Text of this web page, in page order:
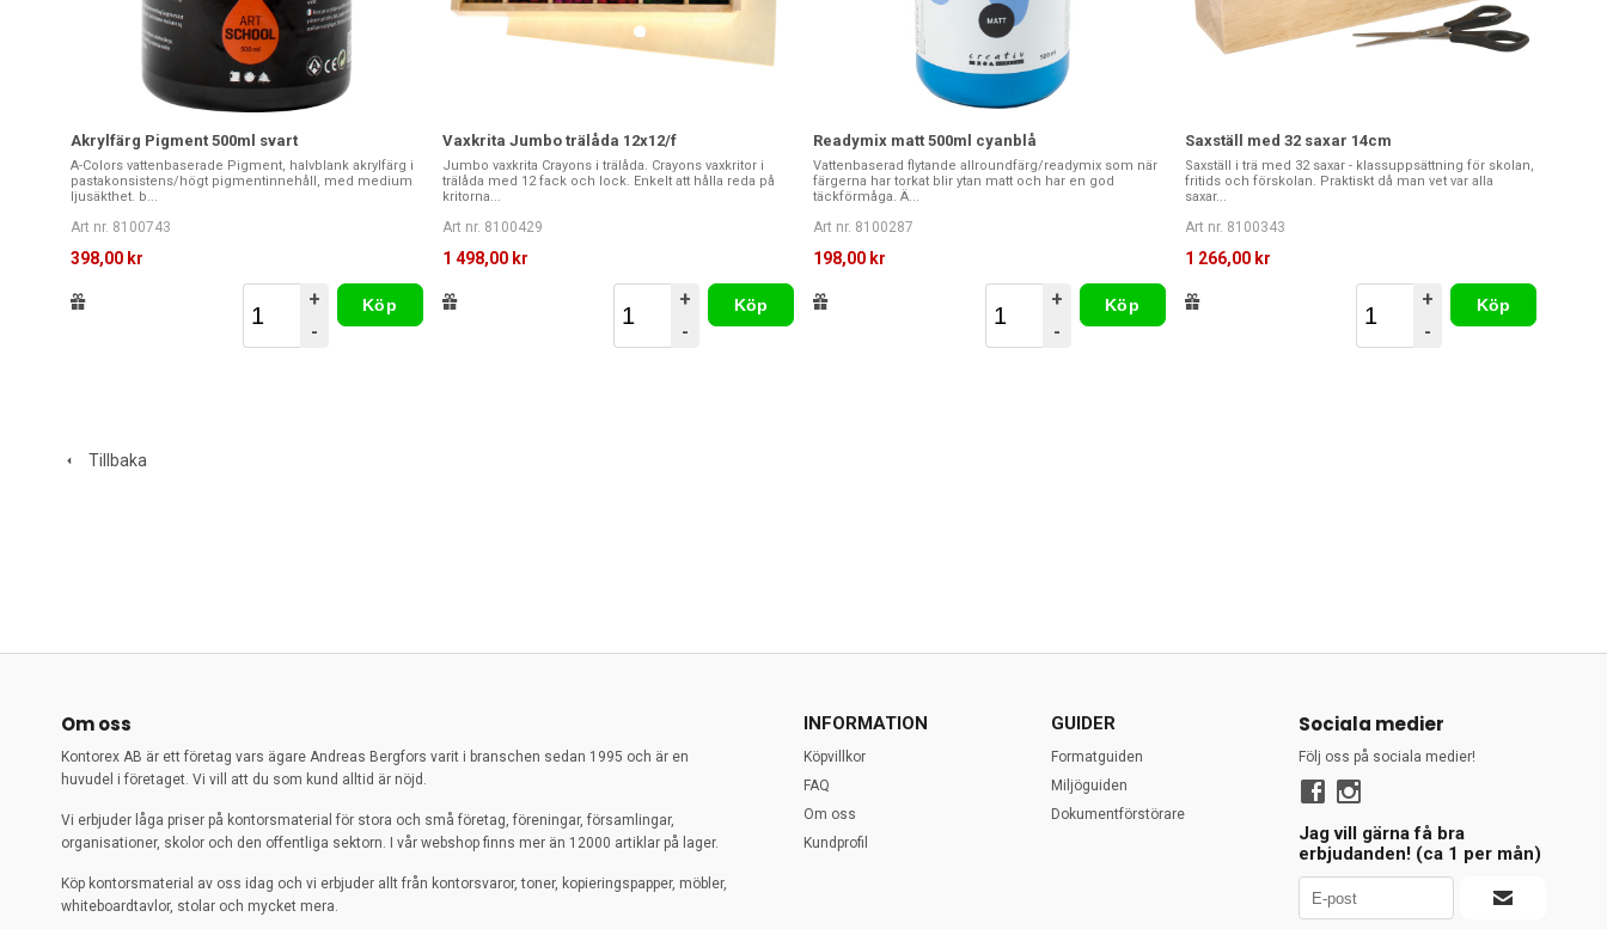
Akrylfärg Pigment 500ml svart
A-Colors vattenbaserade Pigment, halvblank akrylfärg i
pastakonsistens/högt pigmentinnehåll, med medium
ljusäkthet. b...
Art nr. 8100743
398,00 kr
+
-
Köp
Vaxkrita Jumbo trälåda 12x12/f
Jumbo vaxkrita Crayons i trälåda. Crayons vaxkritor i
trälåda med 12 fack och lock. Enkelt att hålla reda på
kritorna...
Art nr. 8100429
1 498,00 kr
+
-
Köp
Readymix matt 500ml cyanblå
Vattenbaserad flytande allroundfärg/readymix som när
färgerna har torkat blir ytan matt och har en god
täckförmåga. Ä...
Art nr. 8100287
198,00 kr
+
-
Köp
Saxställ med 32 saxar 14cm
Saxställ i trä med 32 saxar - klassuppsättning för skolan,
fritids och förskolan. Praktiskt då man vet var alla
saxar...
Art nr. 8100343
1 266,00 kr
+
-
Köp
Tillbaka
Om oss
Kontorex AB är ett företag vars ägare Andreas Bergfors varit i branschen sedan 1995 och är en
huvudel i företaget. Vi vill att du som kund alltid är nöjd.
Vi erbjuder låga priser på kontorsmaterial för stora och små företag, föreningar, församlingar,
organisationer, skolor och den offentliga sektorn. I vår webshop finns mer än 12000 artiklar på lager.
Köp kontorsmaterial av oss idag och vi erbjuder allt från kontorsvaror, toner, kopieringspapper, möbler,
whiteboardtavlor, stolar och mycket mera.
INFORMATION
Köpvillkor
FAQ
Om oss
Kundprofil
GUIDER
Formatguiden
Miljöguiden
Dokumentförstörare
Sociala medier
Följ oss på sociala medier!
Jag vill gärna få bra
erbjudanden! (ca 1 per mån)